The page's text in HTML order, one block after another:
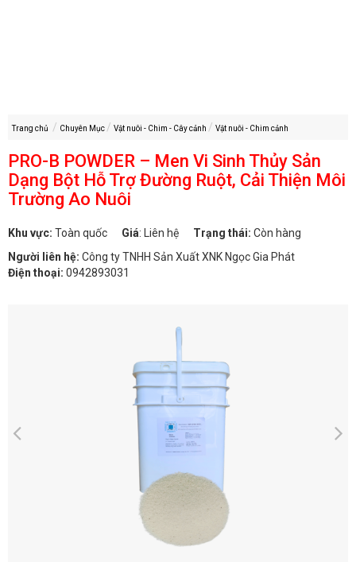
Trang chủ Chuyên Mục Vật nuôi - Chim - Cây cảnh Vật nuôi - Chim cảnh
PRO-B POWDER – Men Vi Sinh Thủy Sản
Dạng Bột Hỗ Trợ Đường Ruột, Cải Thiện Môi
Trường Ao Nuôi
Khu vực: Toàn quốc Giá: Liên hệ Trạng thái: Còn hàng
Người liên hệ: Công ty TNHH Sản Xuất XNK Ngọc Gia Phát
Điện thoại: 0942893031